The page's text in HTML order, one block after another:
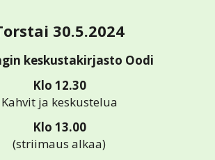
30.5.2024
keskustakirjasto Oodi
Klo 12.30
Kahvit ja keskustelua
Klo 13.00
(striimaus alkaa)